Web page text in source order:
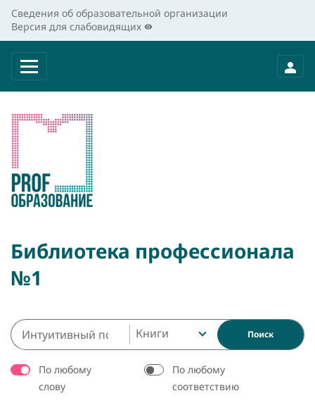
Сведения об образовательной организации
Версия для слабовидящих
Библиотека профессионала
№1
Книги Поиск
По любому
слову
По любому
соответствию